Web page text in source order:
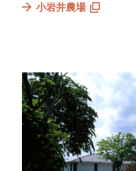
小岩井農場